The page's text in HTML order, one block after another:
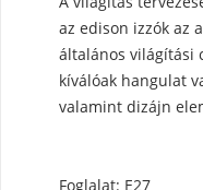
az edison izzók az
általános világítási
kíválóak hangulat
valamint dizájn
Foglalat: E27